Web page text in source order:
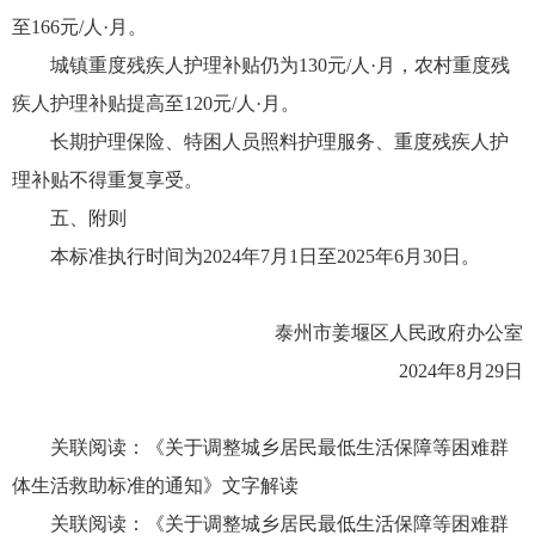
至166元/人·月。
城镇重度残疾人护理补贴仍为130元/人·月，农村重度残
疾人护理补贴提高至120元/人·月。
长期护理保险、特困人员照料护理服务、重度残疾人护
理补贴不得重复享受。
五、附则
本标准执行时间为2024年7月1日至2025年6月30日。
泰州市姜堰区人民政府办公室
2024年8月29日
关联阅读：
《关于调整城乡居民最低生活保障等困难群
体生活救助标准的通知》文字解读
关联阅读：
《关于调整城乡居民最低生活保障等困难群